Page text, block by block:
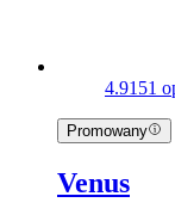
4.9151
Promowany
Venus